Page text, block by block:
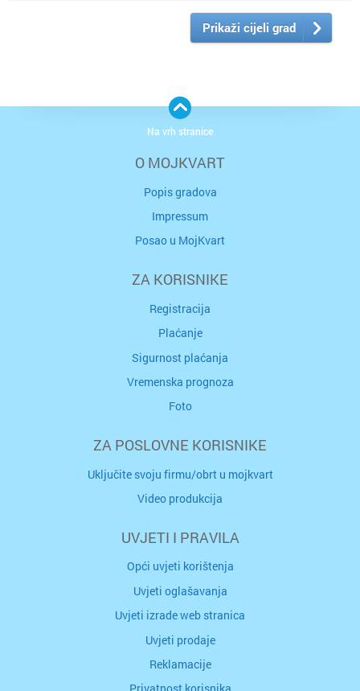
Prikaži cijeli grad
O MOJKVART
Popis gradova
Impressum
Posao u MojKvart
ZA KORISNIKE
Registracija
Plaćanje
Sigurnost plaćanja
Vremenska prognoza
Foto
ZA POSLOVNE KORISNIKE
Uključite svoju firmu/obrt u mojkvart
Video produkcija
UVJETI I PRAVILA
Opći uvjeti korištenja
Uvjeti oglašavanja
Uvjeti izrade web stranica
Uvjeti prodaje
Reklamacije
Na vrh stranice